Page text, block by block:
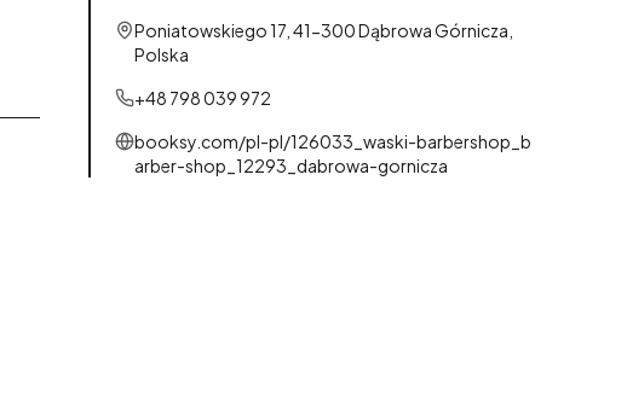
Poniatowskiego 17, 41-300 Dąbrowa Górnicza,
Polska
+48 798 039 972
booksy.com/pl-pl/126033_waski-barbershop_b
arber-shop_12293_dabrowa-gornicza